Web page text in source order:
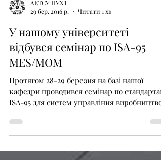
АКТСУ НУХТ
29 бер. 2016 р.
Читати 1 хв
У нашому університеті
відбувся семінар по ISA-95
MES/MOM
кафедри проводився семінар по стандартам
ISA-95 для систем управління
MES/MOM. Семінар...